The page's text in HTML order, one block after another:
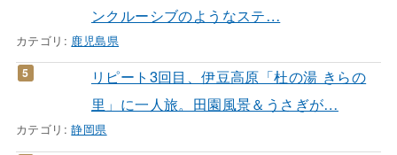
ンクルーシブのようなステ…
カテゴリ: 鹿児島県
リピート3回目、伊豆高原「杜の湯 きらの
里」に一人旅。田園風景＆うさぎが…
カテゴリ:静岡県